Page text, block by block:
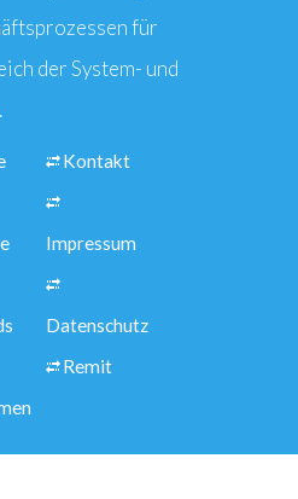
für
der System- und
Kontakt
Impressum
Datenschutz
Remit